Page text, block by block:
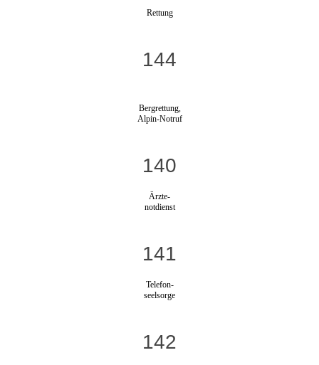
Rettung
144
Bergrettung,
Alpin-Notruf
140
Ärzte-
notdienst
141
Telefon-
seelsorge
142